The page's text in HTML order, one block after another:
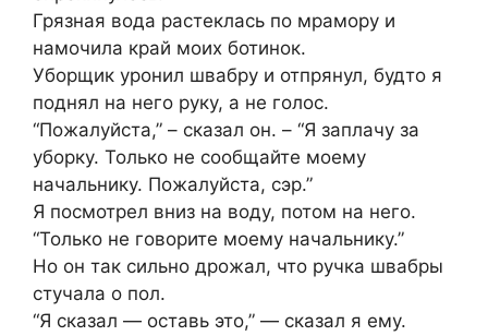
Грязная вода растеклась по мрамору и
намочила край моих ботинок.
Уборщик уронил швабру и отпрянул, будто я
поднял на него руку, а не голос.
“Пожалуйста,” – сказал он. – “Я заплачу за
уборку. Только не сообщайте моему
начальнику. Пожалуйста, сэр.”
Я посмотрел вниз на воду, потом на него.
“Только не говорите моему начальнику.”
Но он так сильно дрожал, что ручка швабры
стучала о пол.
“Я сказал — оставь это,” — сказал я ему.